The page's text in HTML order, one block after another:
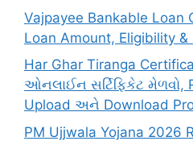
Vajpayee Bankable Loan
Loan Amount, Eligibility &
Har Ghar Tiranga
ઓનલાઈન સર્ટિફિકેટ મેળવો,
Upload અને Download
PM Ujjwala Yojana 2026